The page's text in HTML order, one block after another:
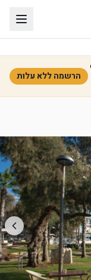
הרשמה ללא עלות